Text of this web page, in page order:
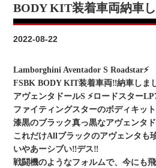
BODY KIT装着車両納車
2022-08-22
Lamborghini Aventador S Roadstar⚡️
FSBK BODY KIT装着車両‼️納車しま
アヴェンタドールS ⚡️ロードスター
ファイティングスターのボディキッ
漆黒のブラック真っ黒なアヴェンタ
これだけAllブラックのアヴェンタも
いやあーシブい‼️デス‼️
戦闘機のようなフォルムで、今にも